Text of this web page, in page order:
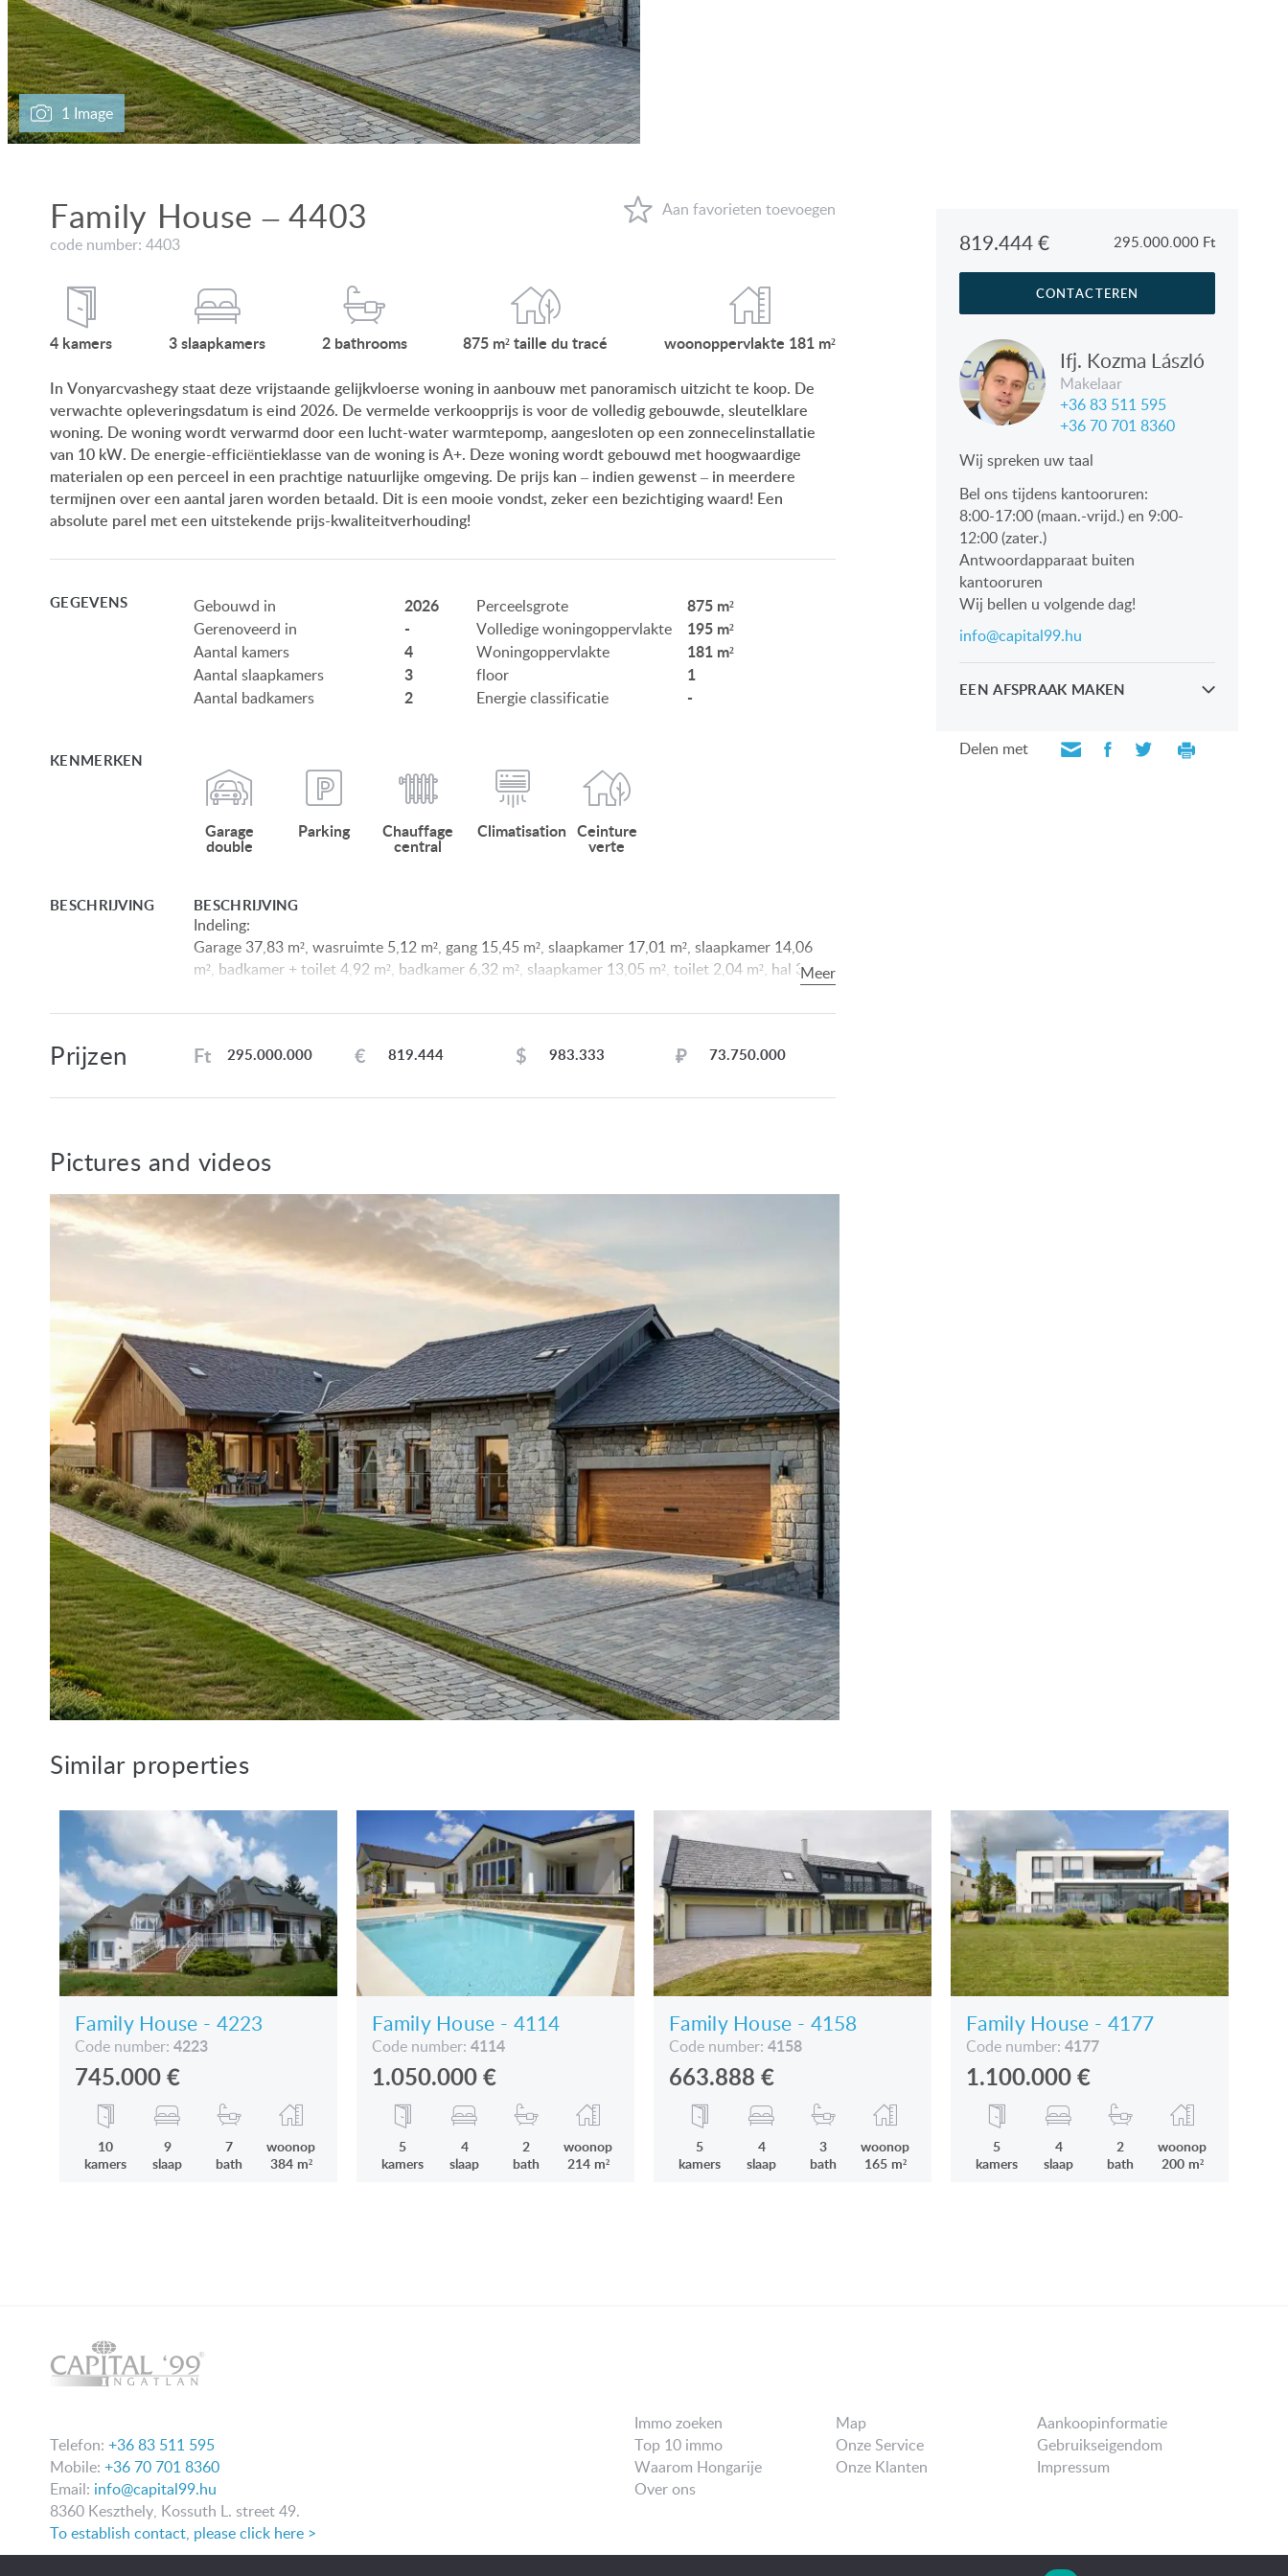
1 Image
819.444€ 295.000.000 Ft
CONTACTEREN
Ifj. Kozma László
Makelaar
+36 83 511 595
+36 70 701 8360
Wij spreken uw taal
Bel ons tijdens kantooruren:
8:00-17:00 (maan.-vrijd.) en 9:00-
12:00 (zater.)
Antwoordapparaat buiten
kantooruren
Wij bellen u volgende dag!
info@capital99.hu
EEN AFSPRAAK MAKEN
professionals
Delen met
Family House – 4403
code number: 4403
4 kamers 3slaapkamers 2bathrooms 875 m²taille dutracé woonoppervlakte 181 m²
In Vonyarcvashegy staat deze vrijstaande gelijkvloerse woning in aanbouw met panoramisch uitzicht te koop. De
verwachte opleveringsdatum is eind 2026. De vermelde verkoopprijs is voor de volledig gebouwde, sleutelklare
woning. De woning wordt verwarmd door een lucht-water warmtepomp, aangesloten op een zonnecelinstallatie
van 10 kW. De energie-efficiëntieklasse van de woning is A+. Deze woning wordt gebouwd met hoogwaardige
materialen op een perceel in een prachtige natuurlijke omgeving. De prijs kan – indien gewenst – in meerdere
termijnen over een aantal jaren worden betaald. Dit is een mooie vondst, zeker een bezichtiging waard! Een
absolute parel met een uitstekende prijs-kwaliteitverhouding!
GEGEVENS Gebouwd in 2026
Gerenoveerd in -
Aantal kamers 4
Aantal slaapkamers 3
Aantal badkamers 2
Perceelsgrote 875 m²
Volledige woningoppervlakte 195 m²
Woningoppervlakte 181 m²
floor 1
Energie classificatie -
KENMERKEN
Garage
double
Parking Chauffage
central
Climatisation Ceinture
verte
BESCHRIJVING BESCHRIJVING
Indeling:
Garage 37,83 m², wasruimte 5,12 m², gang 15,45 m², slaapkamer 17,01 m², slaapkamer 14,06
m², badkamer + toilet 4,92 m², badkamer 6,32 m², slaapkamer 13,05 m², toilet 2,04 m², hal 3,99
m², keuken 21,37 m², eetkamer 19,96 m², provisiekamer 2,41 m², zitkamer 17,60 m², dakterras
13,75 m².
• Elektriciteit, water en riolering, internet, kabel-tv, airconditioning, alarmsysteem.
• Vloerbedekking: keramische tegels, parket.
Het huis ligt in een populaire badplaats aan de noordelijke oever van het Balatonmeer, aan de
voet van het Keszthelygebergte. De badplaats beschikt over een aantal goed onderhouden
stranden en een haven voor kleinere boten. De plaats biedt goede voorzieningen (winkels,
huisartsenpraktijken, apotheek, restaurants, enz.). Het Balatonmeer is het grootste natuurlijke
meer van Midden-Europa en biedt niet alleen zwemmogelijkheden in de zomer, maar ook
sporten (zoals zeilen, vissen, enz.) en vermaak. Keszthely, de hoofdstad van het Balatonmeer,
ligt op ongeveer 6 km afstand. Het is het commerciële en culturele centrum van de regio en
beschikt over een aantal toeristische attracties (kasteel Festetics, Balatonmuseum, enz.). Hévíz
ligt op ongeveer 10 km van de plaats, waar het grootste thermale meer van Europa het hele jaar
door geopend is en openluchtbaden biedt. Aan het meer is een modern medisch centrum
gebouwd dat met veel succes zeeziekte behandelt en tevens ontspanning en verfrissing voor
lichaam en geest biedt. De druiventeelt en wijnproductie hebben in deze nederzetting van
oudsher een grote waarde.
OBJECTNUMMER: 4403
Nederlandstalige medewerker Capital99:
Van de Vyver Rita
tel.: +36 305 708 151
Prijzen 295.000.000
Ft 819.444
€ 983.333
$ 73.750.000
₽
Pictures and videos
Similar properties
Family House - 4223
Code number: 4223
745.000€
10
kamers
9
slaap
7
bath
woonop
384 m²
Family House - 4114
Code number: 4114
1.050.000€
5
kamers
4
slaap
2
bath
woonop
214 m²
Family House - 4158
Code number: 4158
663.888 €
5
kamers
4
slaap
3
bath
woonop
165 m²
Family House - 4177
Code number: 4177
1.100.000€
5
kamers
4
slaap
2
bath
woonop
200 m²
Telefon: +36 83 511 595
Mobile: +36 70 701 8360
Email: info@capital99.hu
8360 Keszthely, Kossuth L. street 49.
To establish contact, please click here >
Immo zoeken
Top 10 immo
Waarom Hongarije
Over ons
Map
Onze Service
Onze Klanten
Aankoopinformatie
Gebruikseigendom
Impressum
VIEW ON LAKE BALATON
NEAR THE THERMAL BATH
SWIMMING-POOL
NEW FAMILY HOUSE
FAMILY HOUSE IN GREEN BELT
WAAROM HONGARIJE
CONTACT
ONZE SERVICE
ONZE KLANTEN
IMPRESSUM
DE